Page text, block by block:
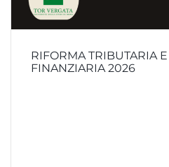
RIFORMA TRIBUTARIA E
FINANZIARIA 2026